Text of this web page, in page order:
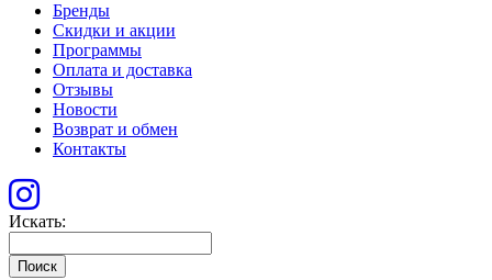
Бренды
Скидки и акции
Программы
Оплата и доставка
Отзывы
Новости
Возврат и обмен
Контакты
Искать:
Поиск